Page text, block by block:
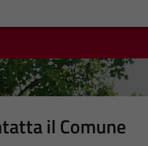
il Comune